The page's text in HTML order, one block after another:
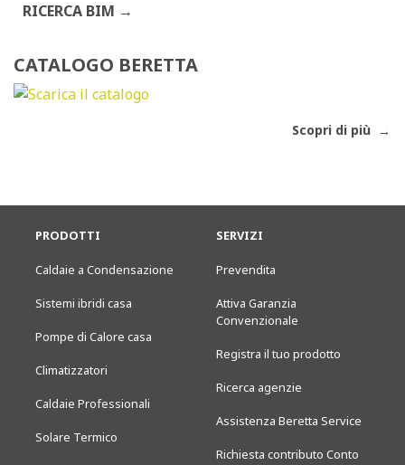
RICERCA BIM
CATALOGO BERETTA
Scopri di più
PRODOTTI
Caldaie a Condensazione
Sistemi ibridi casa
Pompe di Calore casa
Climatizzatori
Caldaie Professionali
Solare Termico
SERVIZI
Prevendita
Attiva Garanzia
Convenzionale
Registra il tuo prodotto
Ricerca agenzie
Assistenza Beretta Service
Richiesta contributo Conto